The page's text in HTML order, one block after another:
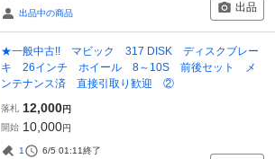
出品中の商品 出品
★一般中古!! マビック 317 DISK ディスクブレー
キ 26インチ ホイール 8～10S 前後セット メ
ンテナンス済 直接引取り歓迎 ②
落札 12,000円
開始 10,000円
1 6/5 01:11終了